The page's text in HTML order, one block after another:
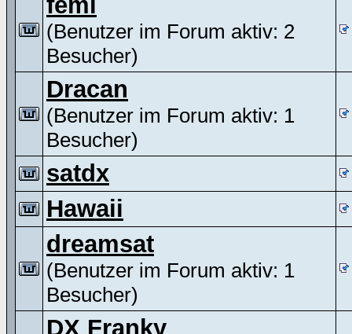
(Benutzer im Forum aktiv: 2
Besucher)
Dracan
(Benutzer im Forum aktiv: 1
Besucher)
satdx
Hawaii
dreamsat
(Benutzer im Forum aktiv: 1
Besucher)
DX Franky